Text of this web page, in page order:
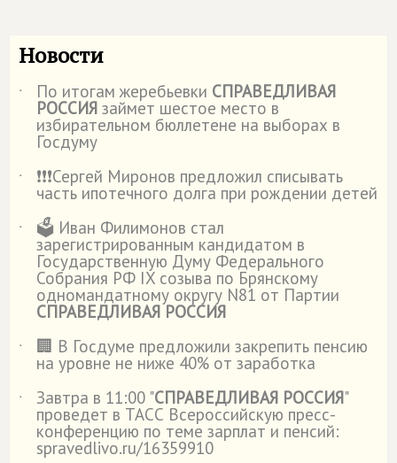
Новости
˙ По итогам жеребьевки СПРАВЕДЛИВАЯ
РОССИЯ займет шестое место в
избирательном бюллетене на выборах в
Госдуму
˙
❗️❗️❗️Сергей Миронов предложил списывать
часть ипотечного долга при рождении детей
˙
🗳️ Иван Филимонов стал
зарегистрированным кандидатом в
Государственную Думу Федерального
Собрания РФ IX созыва по Брянскому
одномандатному округу N81 от Партии
СПРАВЕДЛИВАЯ РОССИЯ
˙
🏢 В Госдуме предложили закрепить пенсию
на уровне не ниже 40% от заработка
˙
Завтра в 11:00 "СПРАВЕДЛИВАЯ РОССИЯ"
проведет в ТАСС Всероссийскую пресс-
конференцию по теме зарплат и пенсий:
spravedlivo.ru/16359910